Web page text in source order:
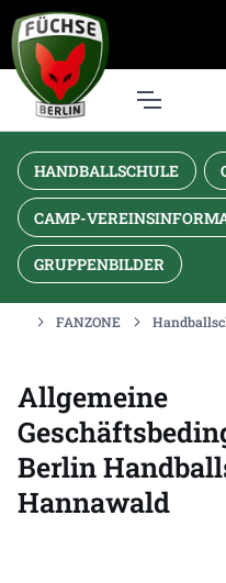
HANDBALLSCHULE
CAMP-
GRUPPENBILDER
FANZONE
Allgemeine
Berlin
Hannawald